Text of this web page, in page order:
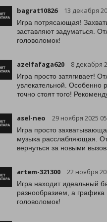
bagrat10826 13 декабря
Игра потрясающая!
заставляют задуматься.
головоломок!
azelfafaga620 8 декабря
Игра просто затягивает!
увлекательной. Особенно
точно стоят того!
asel-neo 29 ноября 2025
Игра просто
музыка расслабляющая.
вернуться за новыми
artem-321300 22 ноября
Игра находит идеальный
разнообразием, а
головоломок!